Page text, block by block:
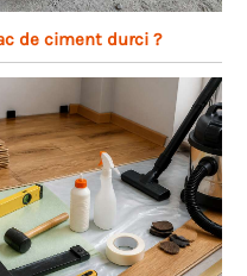
de ciment durci ?